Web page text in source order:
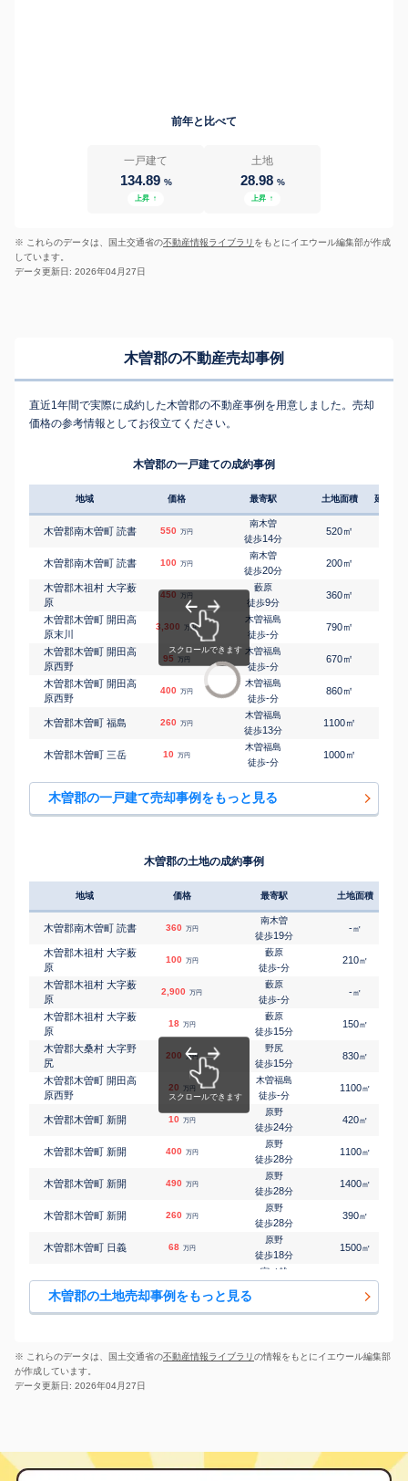
前年と比べて
一戸建て
134.89 %
上昇 ↑
土地
28.98 %
上昇 ↑
※ これらのデータは、国土交通省の不動産情報ライブラリ をもとにイエウール編集部が作成
しています。
データ更新日: 2026年04月27日
木曽郡の不動産売却事例
直近1年間で実際に成約した木曽郡の不動産事例を用意しました。売却
価格の参考情報としてお役立てください。
木曽郡の一戸建ての成約事例
地域 価格 最寄駅 土地面積 延床面
木曽郡南木曽町 読書 550 万円
南木曽
徒歩14分
520㎡
木曽郡南木曽町 読書 100 万円
南木曽
徒歩20分
200㎡
木曽郡木祖村 大字薮
原
450 万円
藪原
徒歩9分
360㎡
木曽郡木曽町 開田高
原末川
3,300 万円
木曽福島
徒歩-分
790㎡
木曽郡木曽町 開田高
原西野
95 万円
木曽福島
徒歩-分
670㎡
木曽郡木曽町 開田高
原西野
400 万円
木曽福島
徒歩-分
860㎡
木曽郡木曽町 福島 260 万円
木曽福島
徒歩13分
1100㎡
木曽郡木曽町 三岳 10 万円
木曽福島
徒歩-分
1000㎡
木曽郡の一戸建て売却事例をもっと見る
木曽郡の土地の成約事例
地域 価格 最寄駅 土地面積
木曽郡南木曽町 読書 360 万円
南木曽
徒歩19分
-㎡
木曽郡木祖村 大字薮
原
100 万円
藪原
徒歩-分
210㎡
木曽郡木祖村 大字薮
原
2,900 万円
藪原
徒歩-分
-㎡
木曽郡木祖村 大字薮
原
18 万円
藪原
徒歩15分
150㎡
木曽郡大桑村 大字野
尻
200 万円
野尻
徒歩15分
830㎡
木曽郡木曽町 開田高
原西野
20 万円
木曽福島
徒歩-分
1100㎡
木曽郡木曽町 新開 10 万円
原野
徒歩24分
420㎡
木曽郡木曽町 新開 400 万円
原野
徒歩28分
1100㎡
木曽郡木曽町 新開 490 万円
原野
徒歩28分
1400㎡
木曽郡木曽町 新開 260 万円
原野
徒歩28分
390㎡
木曽郡木曽町 日義 68 万円
原野
徒歩18分
1500㎡
木曽郡木曽町 日義 550 万円
宮ノ越
590㎡
木曽郡木曽町 福島 200 万円
8
160㎡
徒歩 19 分
木曽郡木曽町 三岳
木曽郡の土地売却事例をもっと見る
※ これらのデータは、国土交通省の不動産情報ライブラリの情報をもとにイエウール編集部
が作成しています。
データ更新日: 2026年04月27日